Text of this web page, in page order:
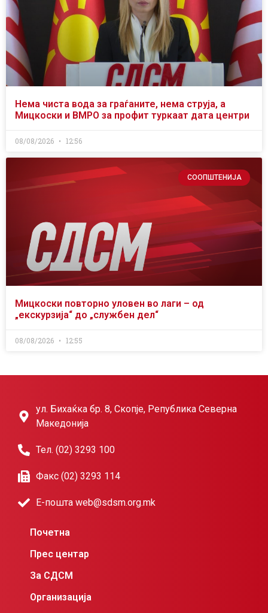
Нема чиста вода за граѓаните, нема струја, а
Мицкоски и ВМРО за профит туркаат дата центри
08/08/2026 12:56
СООПШТЕНИЈА
Мицкоски повторно уловен во лаги – од
„екскурзија“ до „службен дел“
08/08/2026 12:55
ул. Бихаќка бр. 8, Скопје, Република Северна
Македонија
Тел. (02) 3293 100
Факс (02) 3293 114
Е-пошта web@sdsm.org.mk
Почетна
Прес центар
За СДСМ
Организација